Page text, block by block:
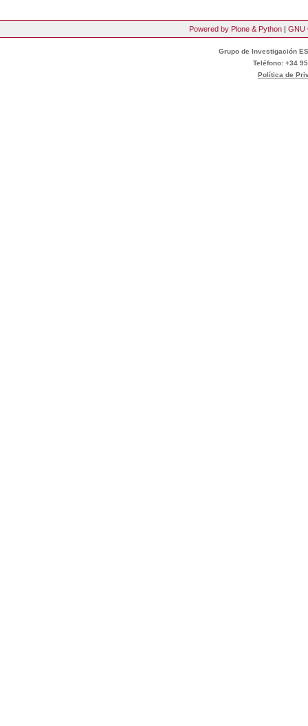
Powered by Plone & Python | GNU
Grupo de Investigación
Teléfono: +34
Política de